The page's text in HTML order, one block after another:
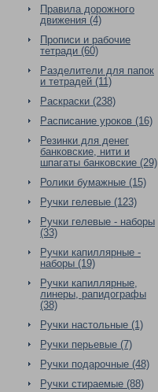
Правила дорожного
движения (4)
Прописи и рабочие
тетради (60)
Разделители для папок
и тетрадей (11)
Раскраски (238)
Расписание уроков (16)
Резинки для денег
банковские, нити и
шпагаты банковские (29)
Ролики бумажные (15)
Ручки гелевые (123)
Ручки гелевые - наборы
(33)
Ручки капиллярные -
наборы (19)
Ручки капиллярные,
линеры, рапидографы
(38)
Ручки настольные (1)
Ручки перьевые (7)
Ручки подарочные (48)
Ручки стираемые (88)